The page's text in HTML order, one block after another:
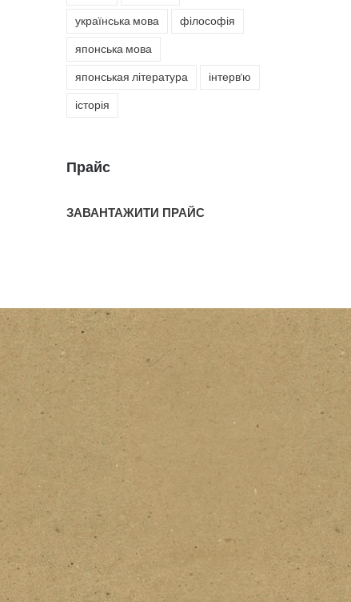
українська мова філософія
японська мова
японськая література інтерв'ю
історія
Прайс
ЗАВАНТАЖИТИ ПРАЙС